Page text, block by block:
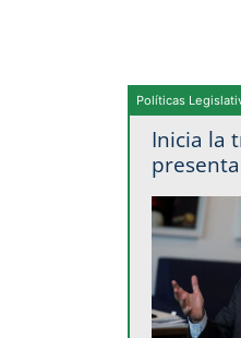
Políticas
Inicia la